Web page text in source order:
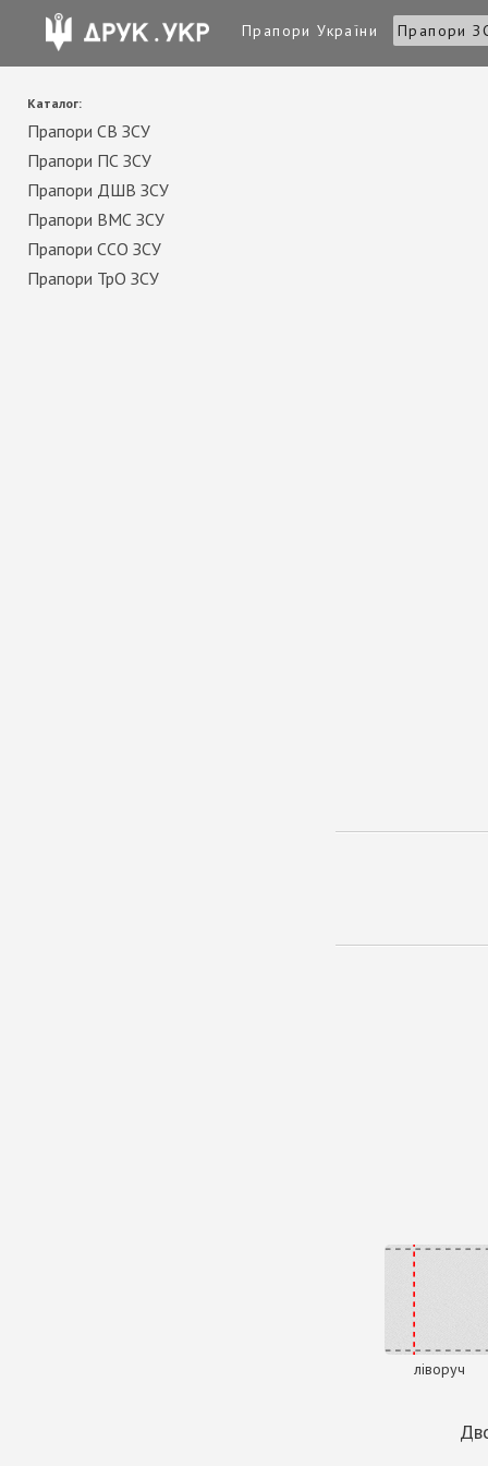
Прапори України Прапори
ліворуч
Каталог:
Прапори СВ ЗСУ
Прапори ПС ЗСУ
Прапори ДШВ ЗСУ
Прапори ВМС ЗСУ
Прапори ССО ЗСУ
Прапори ТрО ЗСУ